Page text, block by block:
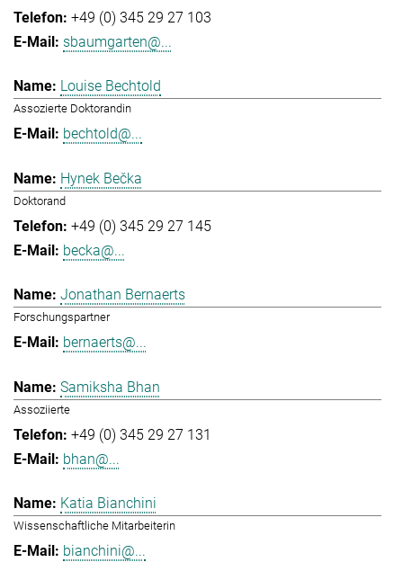
+49 (0) 345 29 27 103
sbaumgarten@...
Louise Bechtold
Assozierte Doktorandin
bechtold@...
Hynek Bečka
Doktorand
+49 (0) 345 29 27 145
becka@...
Jonathan Bernaerts
Forschungspartner
bernaerts@...
Samiksha Bhan
Assoziierte
+49 (0) 345 29 27 131
bhan@...
Katia Bianchini
Wissenschaftliche Mitarbeiterin
bianchini@...